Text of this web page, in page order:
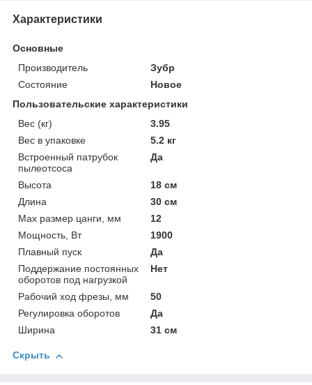
Характеристики
Основные
Производитель
Зубр
Состояние
Новое
Пользовательские характеристики
Вес (кг)
3.95
Вес в упаковке
5.2 кг
Встроенный патрубок
пылеотсоса
Да
Высота
18 см
Длина
30 см
Мах размер цанги, мм
12
Мощность, Вт
1900
Плавный пуск
Да
Поддержание постоянных
оборотов под нагрузкой
Нет
Рабочий ход фрезы, мм
50
Регулировка оборотов
Да
Ширина
31 см
Скрыть